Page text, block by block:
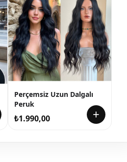
Perçemsiz Uzun Dalgalı
Peruk
₺1.990,00 +